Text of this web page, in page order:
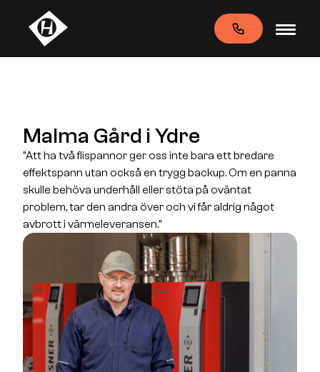
Malma Gård i Ydre
"Att ha två flispannor ger oss inte bara ett bredare
effektspann utan också en trygg backup. Om en panna
skulle behöva underhåll eller stöta på oväntat
problem, tar den andra över och vi får aldrig något
avbrott i värmeleveransen."